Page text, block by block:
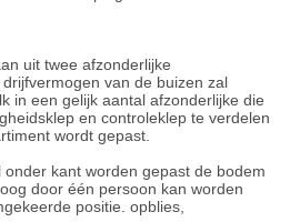
uit twee afzonderlijke
van de buizen zal
in een gelijk aantal afzonderlijke die
en controleklep te verdelen
wordt gepast.
kant worden gepast de bodem
door één persoon kan worden
positie. opblies,